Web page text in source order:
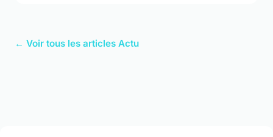
← Voir tous les articles Actu